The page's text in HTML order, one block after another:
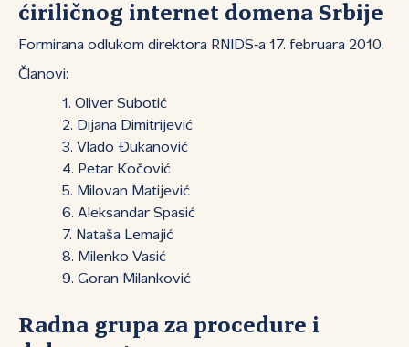
ćiriličnog internet domena Srbije
Formirana odlukom direktora RNIDS‑a 17. februara 2010.
Članovi:
Oliver Subotić
Dijana Dimitrijević
Vlado Đukanović
Petar Kočović
Milovan Matijević
Aleksandar Spasić
Nataša Lemajić
Milenko Vasić
Goran Milanković
Radna grupa za procedure i